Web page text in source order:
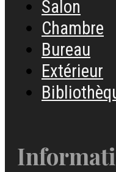
Salon
Chambre
Bureau
Extérieur